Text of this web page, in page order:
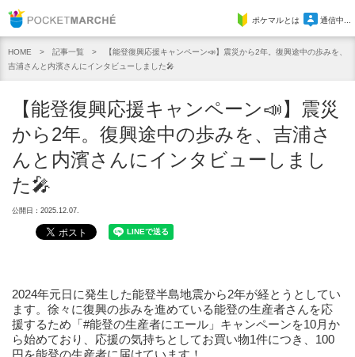
Pocket Marcheポケマルとは 通信中...
HOME 記事一覧
【能登復興応援キャンペーン📣】震災から2年。復興途中の歩みを、
吉浦さんと内濱さんにインタビューしました🎤
【能登復興応援キャンペーン📣】震災
から2年。復興途中の歩みを、吉浦さ
んと内濱さんにインタビューしまし
た🎤
公開日：2025.12.07.
2024年元日に発生した能登半島地震から2年が経とうとしてい
ます。徐々に復興の歩みを進めている能登の生産者さんを応
援するため「#能登の生産者にエール」キャンペーンを10月か
ら始めており、応援の気持ちとしてお買い物1件につき、100
円を能登の生産者に届けています！